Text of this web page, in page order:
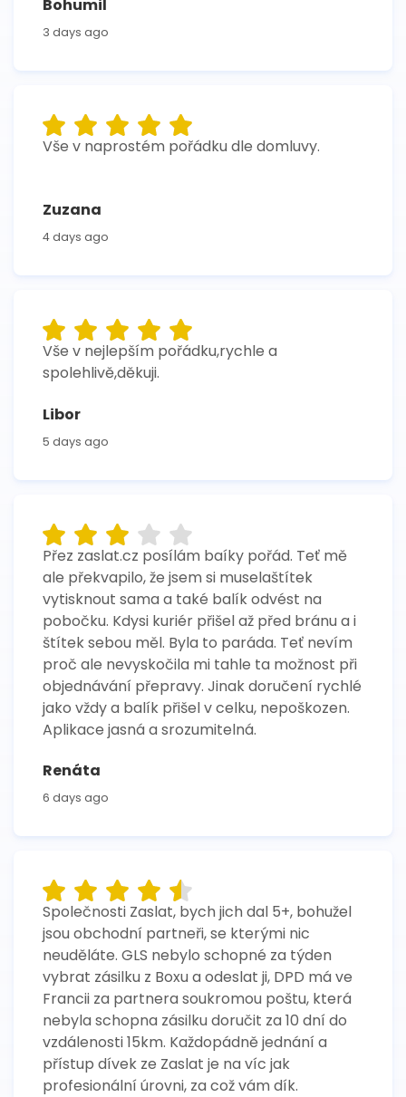
Bohumil
3 days ago
Vše v naprostém pořádku dle domluvy.
Zuzana
4 days ago
Vše v nejlepším pořádku,rychle a
spolehlivě,děkuji.
Libor
5 days ago
Přez zaslat.cz posílám baíky pořád. Teť mě
ale překvapilo, že jsem si muselaštítek
vytisknout sama a také balík odvést na
pobočku. Kdysi kuriér přišel až před bránu a i
štítek sebou měl. Byla to paráda. Teť nevím
proč ale nevyskočila mi tahle ta možnost při
objednávání přepravy. Jinak doručení rychlé
jako vždy a balík přišel v celku, nepoškozen.
Aplikace jasná a srozumitelná.
Renáta
6 days ago
Společnosti Zaslat, bych jich dal 5+, bohužel
jsou obchodní partneři, se kterými nic
neuděláte. GLS nebylo schopné za týden
vybrat zásilku z Boxu a odeslat ji, DPD má ve
Francii za partnera soukromou poštu, která
nebyla schopna zásilku doručit za 10 dní do
vzdálenosti 15km. Každopádně jednání a
přístup dívek ze Zaslat je na víc jak
profesionální úrovni, za což vám dík.